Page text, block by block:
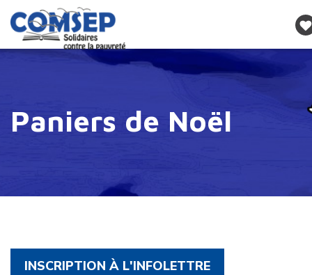
Paniers de Noël
INSCRIPTION À L'INFOLETTRE